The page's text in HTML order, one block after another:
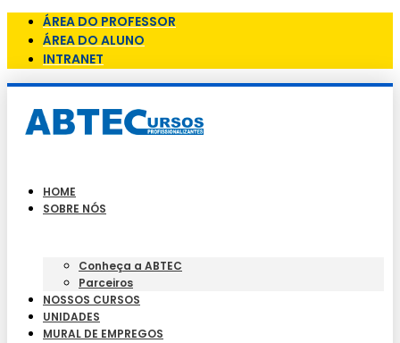
ÁREA DO PROFESSOR
ÁREA DO ALUNO
INTRANET
HOME
SOBRE NÓS
Conheça a ABTEC
Parceiros
NOSSOS CURSOS
UNIDADES
MURAL DE EMPREGOS